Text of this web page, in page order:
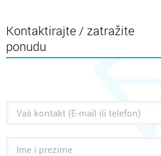
Kontaktirajte / zatražite
ponudu